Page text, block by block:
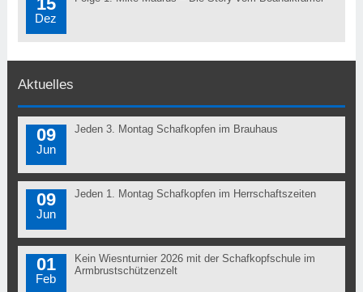
Dez
Aktuelles
09
Jun
Jeden 3. Montag Schafkopfen im Brauhaus
09
Jun
Jeden 1. Montag Schafkopfen im Herrschaftszeiten
01
Feb
Kein Wiesnturnier 2026 mit der Schafkopfschule im
Armbrustschützenzelt